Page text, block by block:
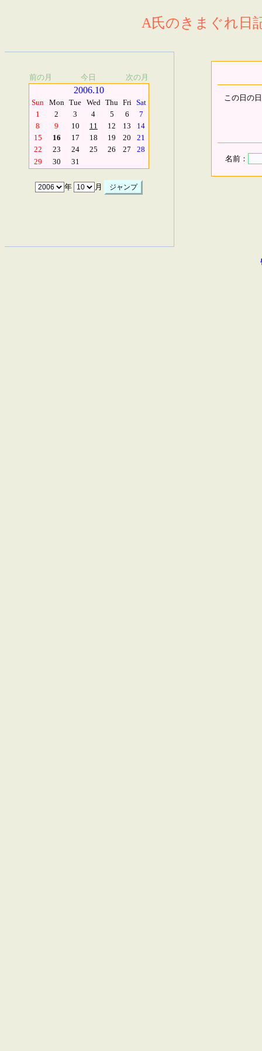
A氏のきまぐれ日
前の月 今日 次の月
2006.10
Sun Mon Tue Wed Thu Fri Sat
1
2 3 4 5 6
7
8
9 10 11 12 13
14
15
16 17 18 19 20
21
22
23 24 25 26 27
28
29
30 31
年 月
この日の
名前：